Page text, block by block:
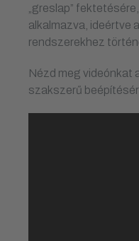
„greslap”
alkalmazva, ideértve
rendszerekhez
Nézd meg videónkat
szakszerű